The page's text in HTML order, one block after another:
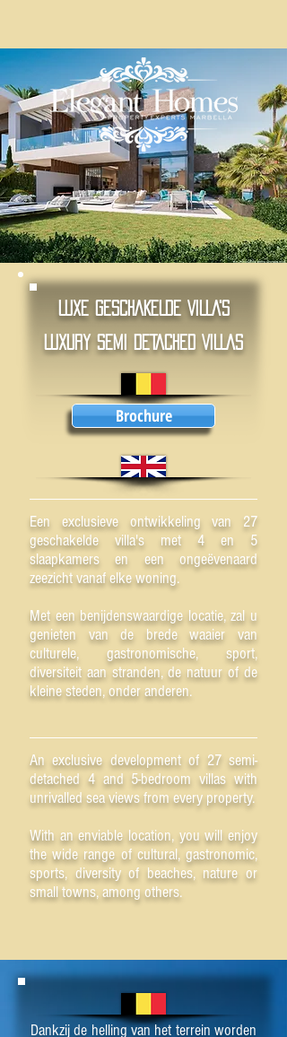
LUXE GESCHAKELDE VILLA'S
LUXURY SEMI DETACHED VILLAS
Brochure
Een exclusieve ontwikkeling van 27
geschakelde villa's met 4 en 5
slaapkamers en een ongeëvenaard
zeezicht vanaf elke woning.
Met een benijdenswaardige locatie, zal u
genieten van de brede waaier van
culturele, gastronomische, sport,
diversiteit aan stranden, de natuur of de
kleine steden, onder anderen.
An exclusive development of 27 semi-
detached 4 and 5-bedroom villas with
unrivalled sea views from every property.
With an enviable location, you will enjoy
the wide range of cultural, gastronomic,
sports, diversity of beaches, nature or
small towns, among others.
Dankzij de helling van het terrein worden